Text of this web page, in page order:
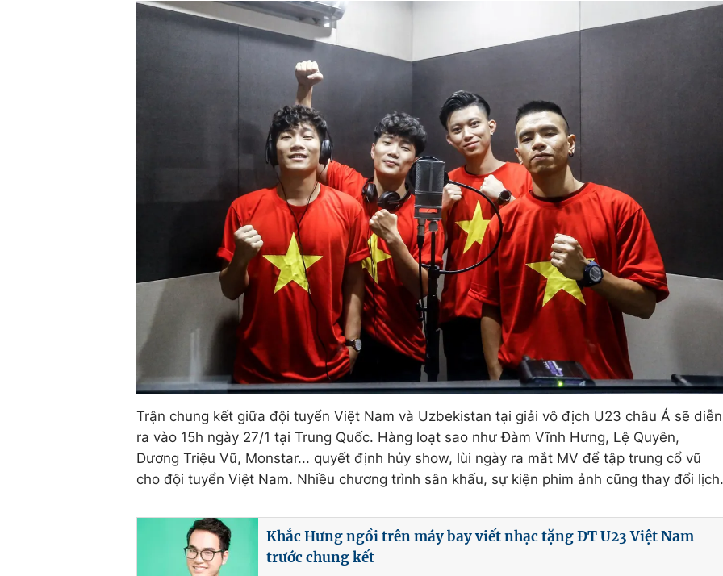
Trận chung kết giữa đội tuyển Việt Nam và Uzbekistan tại giải vô địch U23 châu Á sẽ diễn
ra vào 15h ngày 27/1 tại Trung Quốc. Hàng loạt sao như Đàm Vĩnh Hưng, Lệ Quyên,
Dương Triệu Vũ, Monstar... quyết định hủy show, lùi ngày ra mắt MV để tập trung cổ vũ
cho đội tuyển Việt Nam. Nhiều chương trình sân khấu, sự kiện phim ảnh cũng thay đổi lịch.
Khắc Hưng ngồi trên máy bay viết nhạc tặng ĐT U23 Việt Nam
trước chung kết